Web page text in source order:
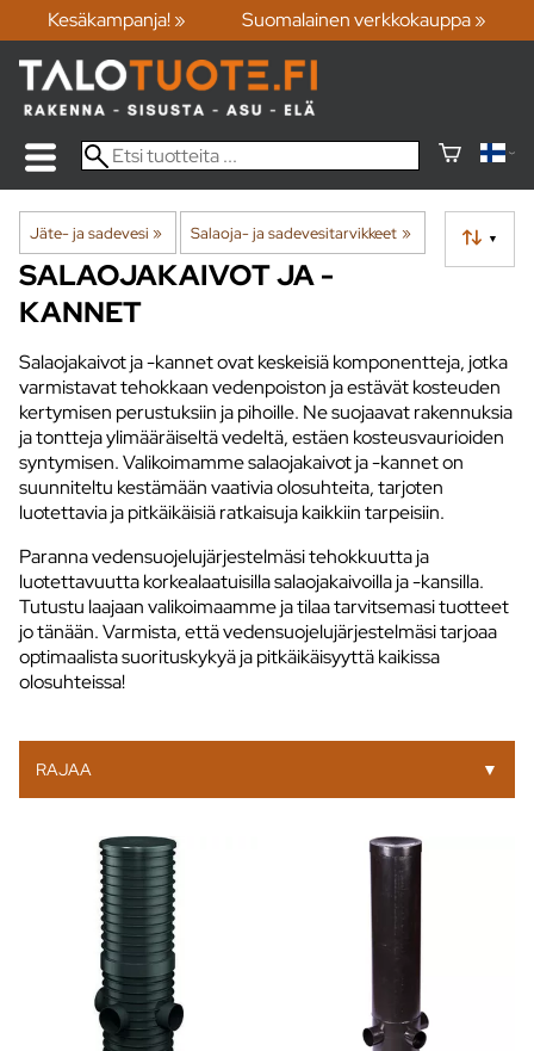
Kesäkampanja! » Suomalainen verkkokauppa »
Jäte- ja sadevesi ‪» Salaoja- ja sadevesitarvikkeet ‪» ▼
SALAOJAKAIVOT JA -
KANNET
Salaojakaivot ja -kannet ovat keskeisiä komponentteja, jotka
varmistavat tehokkaan vedenpoiston ja estävät kosteuden
kertymisen perustuksiin ja pihoille. Ne suojaavat rakennuksia
ja tontteja ylimääräiseltä vedeltä, estäen kosteusvaurioiden
syntymisen. Valikoimamme salaojakaivot ja -kannet on
suunniteltu kestämään vaativia olosuhteita, tarjoten
luotettavia ja pitkäikäisiä ratkaisuja kaikkiin tarpeisiin.
Paranna vedensuojelujärjestelmäsi tehokkuutta ja
luotettavuutta korkealaatuisilla salaojakaivoilla ja -kansilla.
Tutustu laajaan valikoimaamme ja tilaa tarvitsemasi tuotteet
jo tänään. Varmista, että vedensuojelujärjestelmäsi tarjoaa
optimaalista suorituskykyä ja pitkäikäisyyttä kaikissa
olosuhteissa!
RAJAA ▼